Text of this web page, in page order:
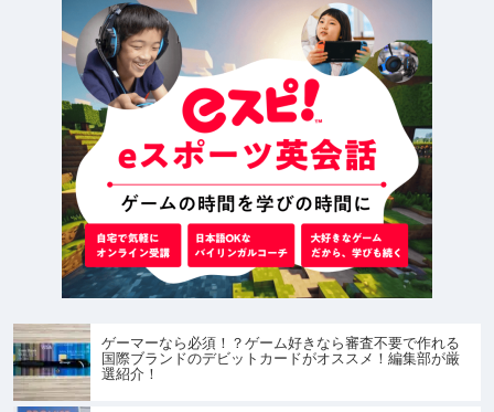
ゲーマーなら必須！？ゲーム好きなら審査不要で作れる
国際ブランドのデビットカードがオススメ！編集部が厳
選紹介！